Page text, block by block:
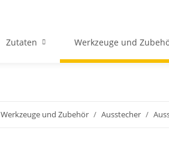
Zutaten Werkzeuge und
Werkzeuge und Zubehör Ausstecher